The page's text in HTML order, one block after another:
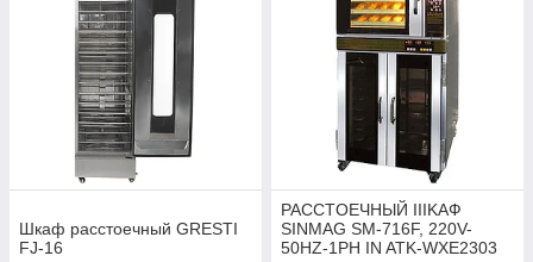
Шкаф расстоечный GRESTI
FJ-16
PACCTOEЧНЫЙ IIIKAФ
SINMAG SM-716F, 220V-
50HZ-1PH IN ATK-WXE2303